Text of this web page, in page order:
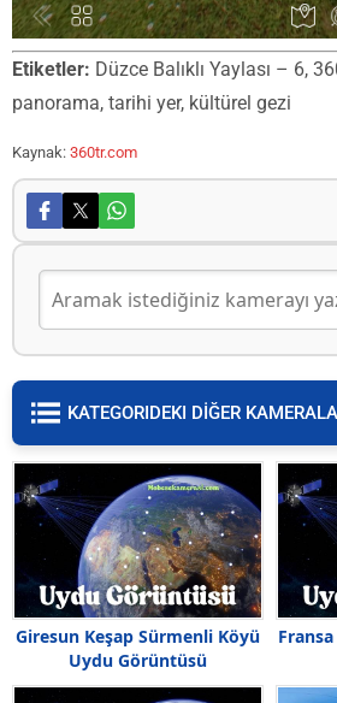
Etiketler: Düzce Balıklı Yaylası – 6,
panorama, tarihi yer, kültürel gezi
Kaynak: 360tr.com
KATEGORIDEKI DİĞER
Giresun Keşap Sürmenli Köyü
Uydu Görüntüsü